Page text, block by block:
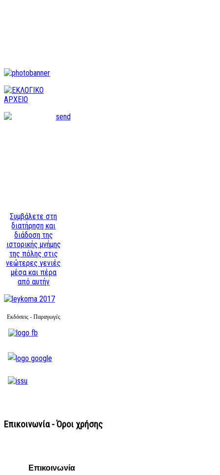
Συμβάλετε στη
διατήρηση και
διάδοση της
ιστορικής μνήμης
της πόλης στις
νεώτερες γενιές
μέσα και πέρα
από αυτήν
Εκδόσεις - Παραγωγές
Επικοινωνία - Όροι χρήσης
Επικοινωνία